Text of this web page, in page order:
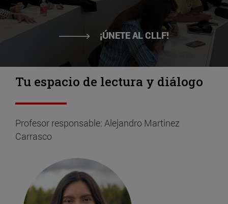
¡ÚNETE AL CLLF!
Tu espacio de lectura y diálogo
Profesor responsable: Alejandro Martinez
Carrasco